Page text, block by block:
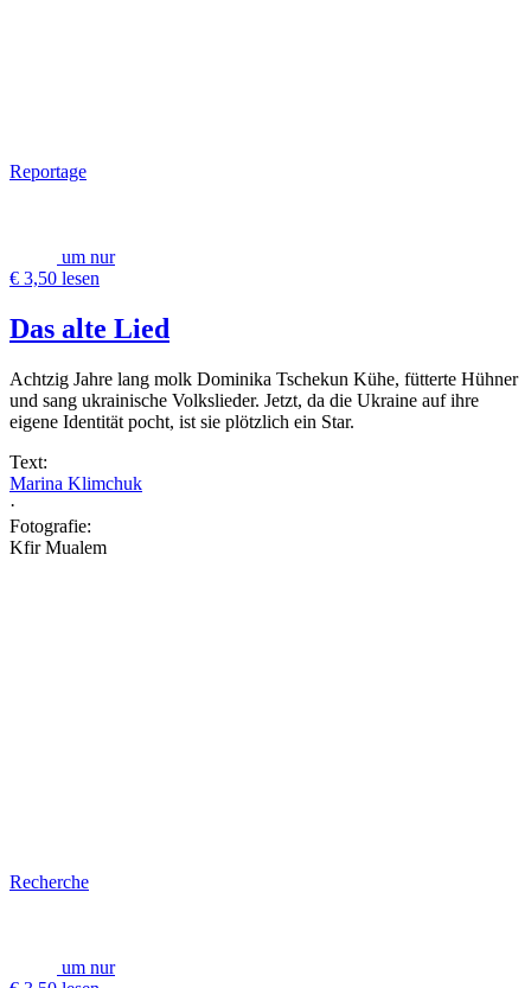
Reportage
um nur
€ 3,50 lesen
Das alte Lied
Achtzig Jahre lang molk Dominika Tschekun Kühe, fütterte Hühner
und sang ukrainische Volkslieder. Jetzt, da die Ukraine auf ihre
eigene Identität pocht, ist sie plötzlich ein Star.
Text:
Marina Klimchuk
·
Fotografie:
Kfir Mualem
Recherche
um nur